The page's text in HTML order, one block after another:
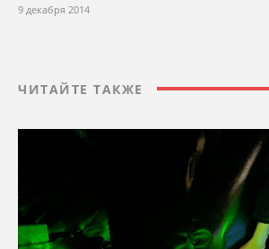
9 декабря 2014
ЧИТАЙТЕ ТАКЖЕ